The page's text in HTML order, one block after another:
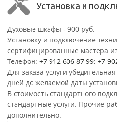
Установка и
Духовые шкафы - 900 руб.
Установку и подключение
сертифицированные мастера
Телефон: +7 912 606 87 99; +7
Для заказа услуги
дней до желаемой даты
В стоимость стандартного
стандартные услуги. Прочие
дополнительно.